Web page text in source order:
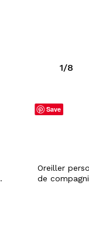
1/8
Save
Oreiller
de